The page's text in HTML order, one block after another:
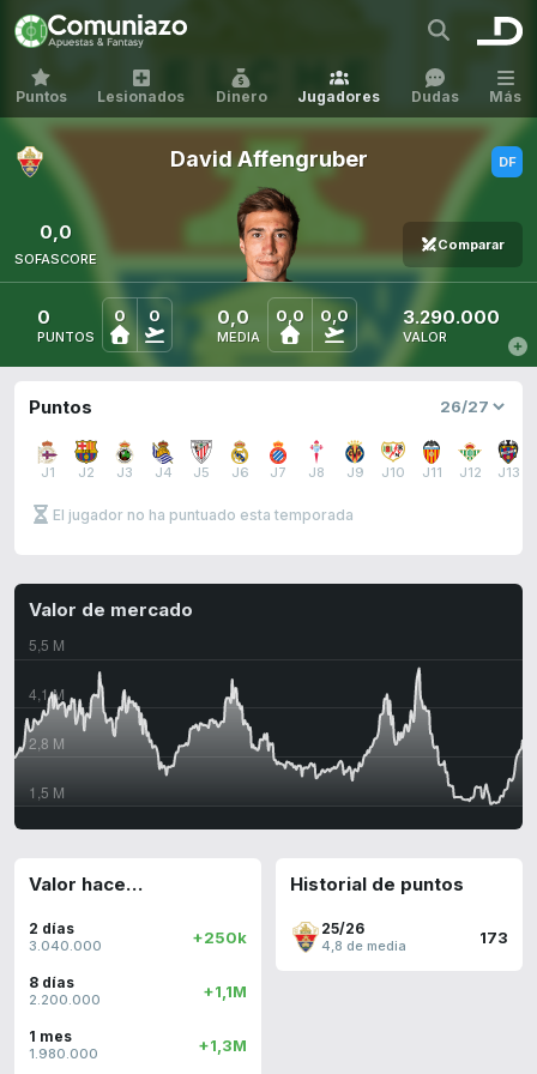
Puntos Lesionados Dinero Jugadores Dudas Más
David Affengruber
Comparar
0,0
SOFASCORE
0
PUNTOS
0 0 0,0
MEDIA
0,0 0,0 3.290.000
VALOR
Puntos
J1 J2 J3 J4 J5 J6 J7 J8 J9 J10 J11 J12 J13
El jugador no ha puntuado esta temporada
Valor de mercado
Valor hace…
2 días
3.040.000 +250k
8 días
2.200.000 +1,1M
1 mes
1.980.000 +1,3M
Historial de puntos
25/26
4,8 de media 173